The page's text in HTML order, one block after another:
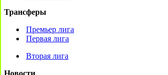
Трансферы
Премьер лига
Первая лига
Вторая лига